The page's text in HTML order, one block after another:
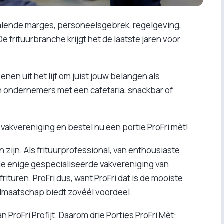
marges, personeelsgebrek, regelgeving,
frituurbranche krijgt het de laatste jaren voor
uit het lijf om juist jouw belangen als
met een cafetaria, snackbar of
en bestel nu een portie ProFri mèt!
zijn. Als frituurprofessional, van enthousiaste
enige gespecialiseerde vakvereniging van
ProFri dus, want ProFri dat is de mooiste
biedt zovéél voordeel.
Profijt. Daarom drie Porties ProFri Mèt: